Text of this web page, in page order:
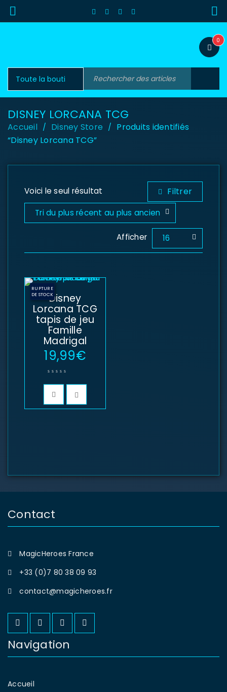
0
DISNEY LORCANA TCG
Accueil / Disney Store / Produits identifiés
“Disney Lorcana TCG”
Voici le seul résultat Filtrer
Tri du plus récent au plus ancien
Afficher 16
RUPTURE
DE STOCKDisney
Lorcana TCG
tapis de jeu
Famille
Madrigal
19,99€
Contact
MagicHeroes France
+33 (0)7 80 38 09 93
contact@magicheroes.fr
Navigation
Accueil